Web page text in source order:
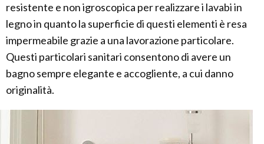
resistente e non igroscopica per realizzare i lavabi in
legno in quanto la superficie di questi elementi è resa
impermeabile grazie a una lavorazione particolare.
Questi particolari sanitari consentono di avere un
bagno sempre elegante e accogliente, a cui danno
originalità.